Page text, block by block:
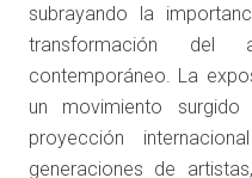
subrayando la
transformación
contemporáneo. La
un movimiento
proyección
generaciones de